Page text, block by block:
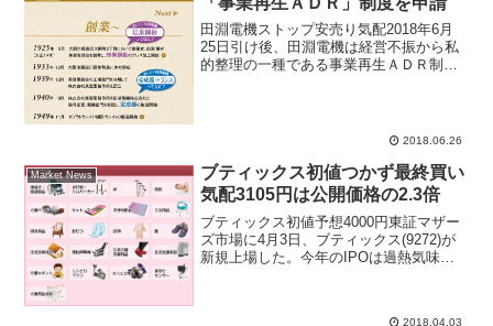
田淵電機ストップ安売り気配2018年6月
25日引け後、田淵電機は経営不振から私
的整理の一種である事業再生ＡＤＲ制度
2018.06.26
Market News
ブティックス初値つかず最終買い
気配3105円は公開価格の2.3倍
ブティックス初値予想4000円東証マザー
ズ市場に4月3日、ブティックス(9272)が
新規上場した。今年のIPOは過熱気味と
2018.04.03